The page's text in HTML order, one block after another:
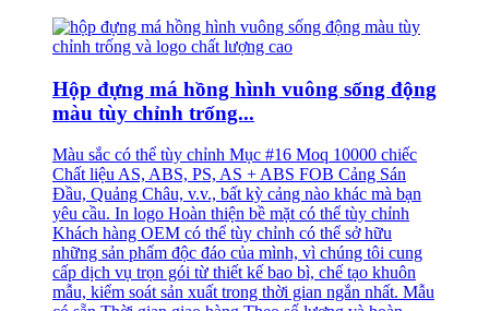
Hộp đựng má hồng hình vuông sống động
màu tùy chỉnh trống...
Màu sắc có thể tùy chỉnh Mục #16 Moq 10000 chiếc
Chất liệu AS, ABS, PS, AS + ABS FOB Cảng Sán
Đầu, Quảng Châu, v.v., bất kỳ cảng nào khác mà bạn
yêu cầu. In logo Hoàn thiện bề mặt có thể tùy chỉnh
Khách hàng OEM có thể tùy chỉnh có thể sở hữu
những sản phẩm độc đáo của mình, vì chúng tôi cung
cấp dịch vụ trọn gói từ thiết kế bao bì, chế tạo khuôn
mẫu, kiểm soát sản xuất trong thời gian ngắn nhất. Mẫu